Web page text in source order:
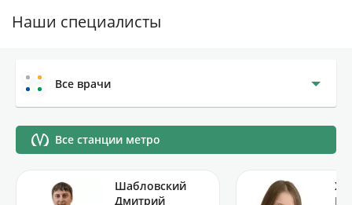
Наши специалисты
Все врачи
Все станции метро
Шабловский
Дмитрий